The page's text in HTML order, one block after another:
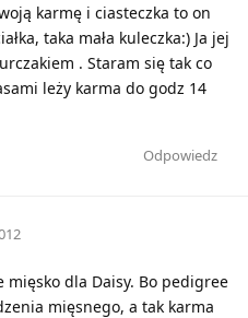
karmę i ciasteczka to on
taka mała kuleczka:) Ja jej
. Staram się tak co
leży karma do godz 14
Odpowiedz
dla Daisy. Bo pedigree
mięsnego, a tak karma